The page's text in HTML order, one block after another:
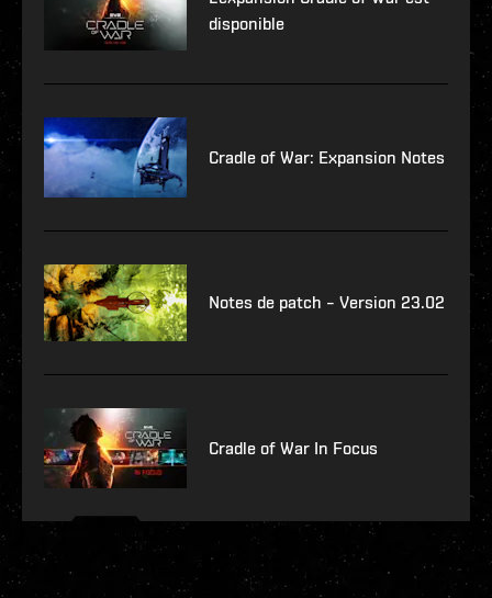
disponible
Cradle of War: Expansion Notes
Notes de patch – Version 23.02
Cradle of War In Focus